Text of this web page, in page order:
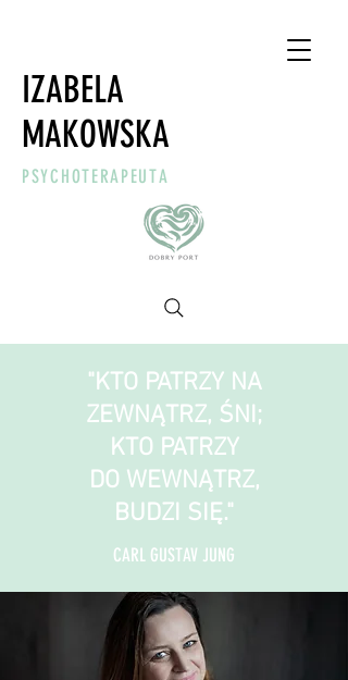
IZABELA
MAKOWSKA
PSYCHOTERAPEUTA
"KTO PATRZY NA
ZEWNĄTRZ, ŚNI;
KTO PATRZY
DO WEWNĄTRZ,
BUDZI SIĘ."
CARL GUSTAV JUNG